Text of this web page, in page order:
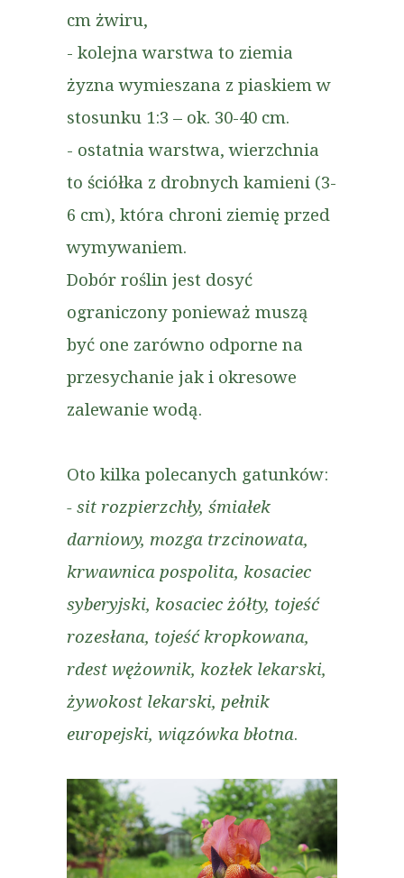
cm żwiru,
- kolejna warstwa to ziemia
żyzna wymieszana z piaskiem w
stosunku 1:3 – ok. 30-40 cm.
- ostatnia warstwa, wierzchnia
to ściółka z drobnych kamieni (3-
6 cm), która chroni ziemię przed
wymywaniem.
Dobór roślin jest dosyć
ograniczony ponieważ muszą
być one zarówno odporne na
przesychanie jak i okresowe
zalewanie wodą.
Oto kilka polecanych gatunków:
- sit rozpierzchły, śmiałek
darniowy, mozga trzcinowata,
krwawnica pospolita, kosaciec
syberyjski, kosaciec żółty, tojeść
rozesłana, tojeść kropkowana,
rdest wężownik, kozłek lekarski,
żywokost lekarski, pełnik
europejski, wiązówka błotna.